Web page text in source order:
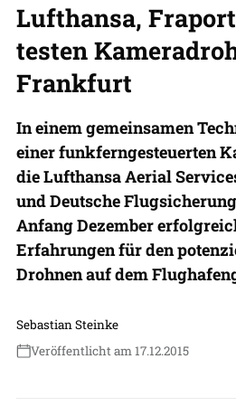
Lufthansa,
testen
Frankfurt
In einem gemeinsamen
einer funkferngesteuerten
die Lufthansa Aerial
und Deutsche
Anfang Dezember
Erfahrungen für den
Drohnen auf dem
Sebastian Steinke
Veröffentlicht am 17.12.2015